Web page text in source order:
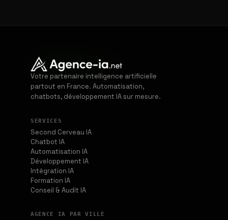
Votre partenaire intelligence artificielle
partout en France. Automatisation,
chatbots, développement IA sur mesure.
SERVICES
Second Cerveau IA
Chatbot IA
Automatisation IA
Développement IA
Intégration IA
Formation IA
Conseil & Audit IA
AGENCE IA PAR VILLE